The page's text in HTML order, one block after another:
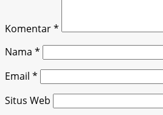
Komentar*
Nama *
Email *
Situs Web